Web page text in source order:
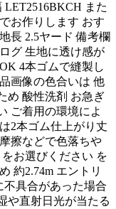
また
お作りします おす
長 2.5ヤード 備考欄
グ 生地に透け感が
4本ゴムで縫製し
画像の色合いは 他
め 酸性洗剤 お急ぎ
ご着用の環境によ
2本ゴム仕上がり丈
擦などで色落ちや
お選びください を
約2.74m エントリ
不具合があった場合
や直射日光が当たる